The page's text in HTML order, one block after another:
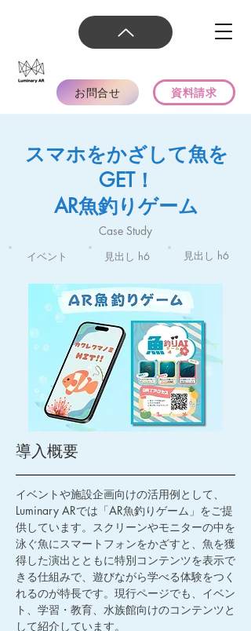
お問合せ 資料請求
スマホをかざして魚を
GET！
AR魚釣りゲーム
Case Study
イベント 見出し h6 見出し h6
導入概要
イベントや施設企画向けの活用例として、
Luminary ARでは「AR魚釣りゲーム」をご提
供しています。スクリーンやモニターの中を
泳ぐ魚にスマートフォンをかざすと、魚を獲
得した演出とともに特別コンテンツを表示で
きる仕組みで、遊びながら学べる体験をつく
れるのが特長です。現行ページでも、イベン
ト、学習・教育、水族館向けのコンテンツと
して紹介しています。